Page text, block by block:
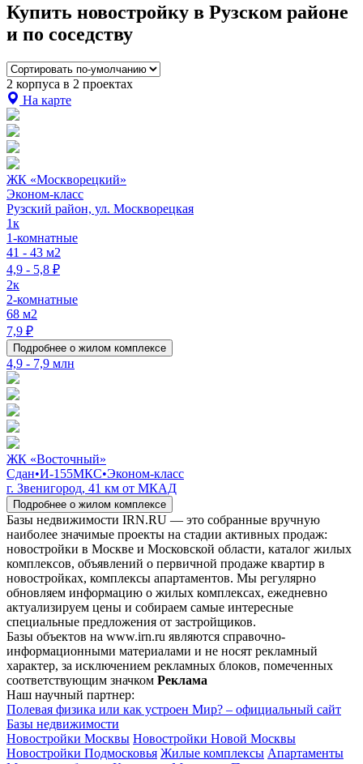
Купить новостройку в Рузском районе
и по соседству
2 корпуса в 2 проектах
На карте
ЖК «Москворецкий»
Эконом-класс
Рузский район, ул. Москворецкая
1к
1-комнатные
41 - 43 м2
4,9 - 5,8 ₽
2к
2-комнатные
68 м2
7,9 ₽
Подробнее о жилом комплексе
4,9 - 7,9 млн
ЖК «Восточный»
Сдан•И-155МКС•Эконом-класс
г. Звенигород, 41 км от МКАД
Подробнее о жилом комплексе
Базы недвижимости IRN.RU — это собранные вручную
наиболее значимые проекты на стадии активных продаж:
новостройки в Москве и Московской области, каталог жилых
комплексов, объявлений о первичной продаже квартир в
новостройках, комплексы апартаментов. Мы регулярно
обновляем информацию о жилых комплексах, ежедневно
актуализируем цены и собираем самые интересные
специальные предложения от застройщиков.
Базы объектов на www.irn.ru являются справочно-
информационными материалами и не носят рекламный
характер, за исключением рекламных блоков, помеченных
соответствующим значком Реклама
Наш научный партнер:
Полевая физика или как устроен Мир? – официальный сайт
Базы недвижимости
Новостройки Москвы Новостройки Новой Москвы
Новостройки Подмосковья Жилые комплексы Апартаменты